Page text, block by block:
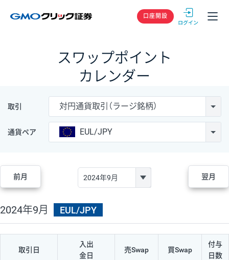
GMOクリック
口座開設
スワップポイント
カレンダー
取引 対円通貨取引（ラージ銘柄）
通貨ペア EUL/JPY
前月 翌月
2024年9月 EUL/JPY
取引日
入出
金日
売Swap 買Swap
付与
日数